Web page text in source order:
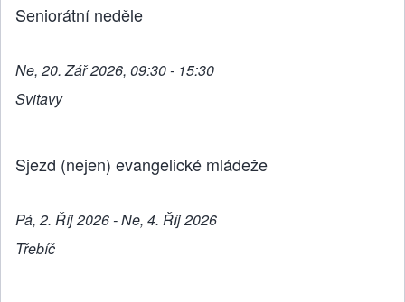
Seniorátní neděle
Ne, 20. Zář 2026, 09:30 - 15:30
Svitavy
Sjezd (nejen) evangelické mládeže
Pá, 2. Říj 2026 - Ne, 4. Říj 2026
Třebíč